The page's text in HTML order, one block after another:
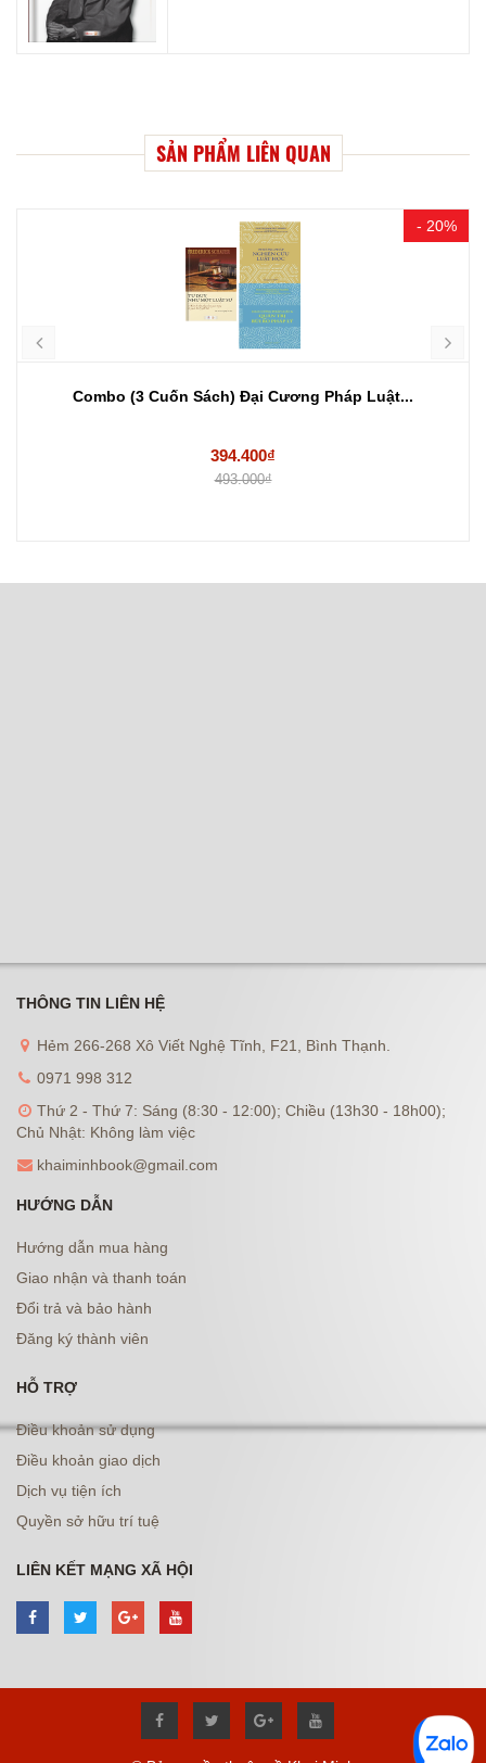
SẢN PHẨM LIÊN QUAN
- 20%
Combo (3 Cuốn Sách) Đại Cương Pháp Luật...
394.400₫
493.000₫
THÔNG TIN LIÊN HỆ
Hẻm 266-268 Xô Viết Nghệ Tĩnh, F21, Bình Thạnh.
0971 998 312
Thứ 2 - Thứ 7: Sáng (8:30 - 12:00); Chiều (13h30 - 18h00);
Chủ Nhật: Không làm việc
khaiminhbook@gmail.com
HƯỚNG DẪN
Hướng dẫn mua hàng
Giao nhận và thanh toán
Đổi trả và bảo hành
Đăng ký thành viên
HỖ TRỢ
Điều khoản sử dụng
Điều khoản giao dịch
Dịch vụ tiện ích
Quyền sở hữu trí tuệ
LIÊN KẾT MẠNG XÃ HỘI